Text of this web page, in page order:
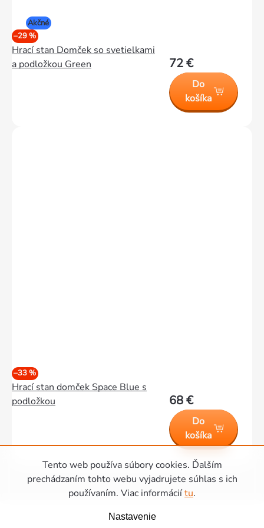
Tento web používa súbory cookies. Ďalším
prechádzaním tohto webu vyjadrujete súhlas s ich
používaním. Viac informáciítu.
Nastavenie
Akčné
–29 %
Hrací stan Domček so svetielkami
a podložkou Green
72 €
Do
košíka
–33 %
Hrací stan domček Space Blue s
podložkou
68 €
Do
košíka
Ovládacie